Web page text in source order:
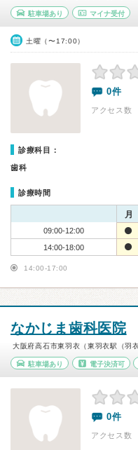
駐車場あり マイナ受付
土曜（〜17:00）
0件
アクセス数
診療科目：
歯科
診療時間
月
09:00-12:00
14:00-18:00
14:00-17:00
なかじま歯科医院
大阪府高石市東羽衣（東羽衣駅（羽
駐車場あり 電子決済可
0件
アクセス数